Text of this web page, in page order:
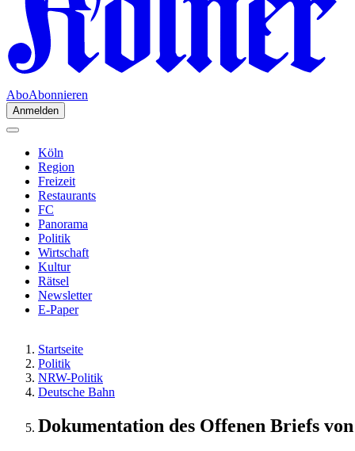
AboAbonnieren
Anmelden
Köln
Region
Freizeit
Restaurants
FC
Panorama
Politik
Wirtschaft
Kultur
Rätsel
Newsletter
E-Paper
Startseite
Politik
NRW-Politik
Deutsche Bahn
Dokumentation des Offenen Briefs